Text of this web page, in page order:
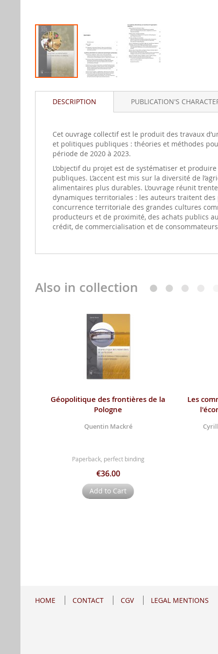
to
images
gallery
DESCRIPTION
Cet ouvrage collectif est le produit des travaux
et politiques publiques : théories et méthodes
période de 2020 à 2023.
L’objectif du projet est de systématiser et
publiques. L’accent est mis sur la diversité de
alimentaires plus durables. L’ouvrage réunit
dynamiques territoriales : les auteurs traitent
concurrence territoriale des grandes cultures
producteurs et de proximité, des achats publics
crédit, de commercialisation et de
PUBLICATION'S
Also in collection
Géopolitique des frontières de la
Pologne
Quentin Mackré
Paperback, perfect binding
€36.00
Add to Cart
Les
HOME CONTACT CGV LEGAL MENTIONS